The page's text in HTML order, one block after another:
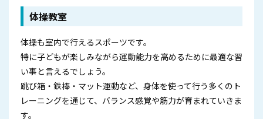
体操教室
体操も室内で行えるスポーツです。
特に子どもが楽しみながら運動能力を高めるために最適な習
い事と言えるでしょう。
跳び箱・鉄棒・マット運動など、身体を使って行う多くのト
レーニングを通じて、バランス感覚や筋力が育まれていきま
す。